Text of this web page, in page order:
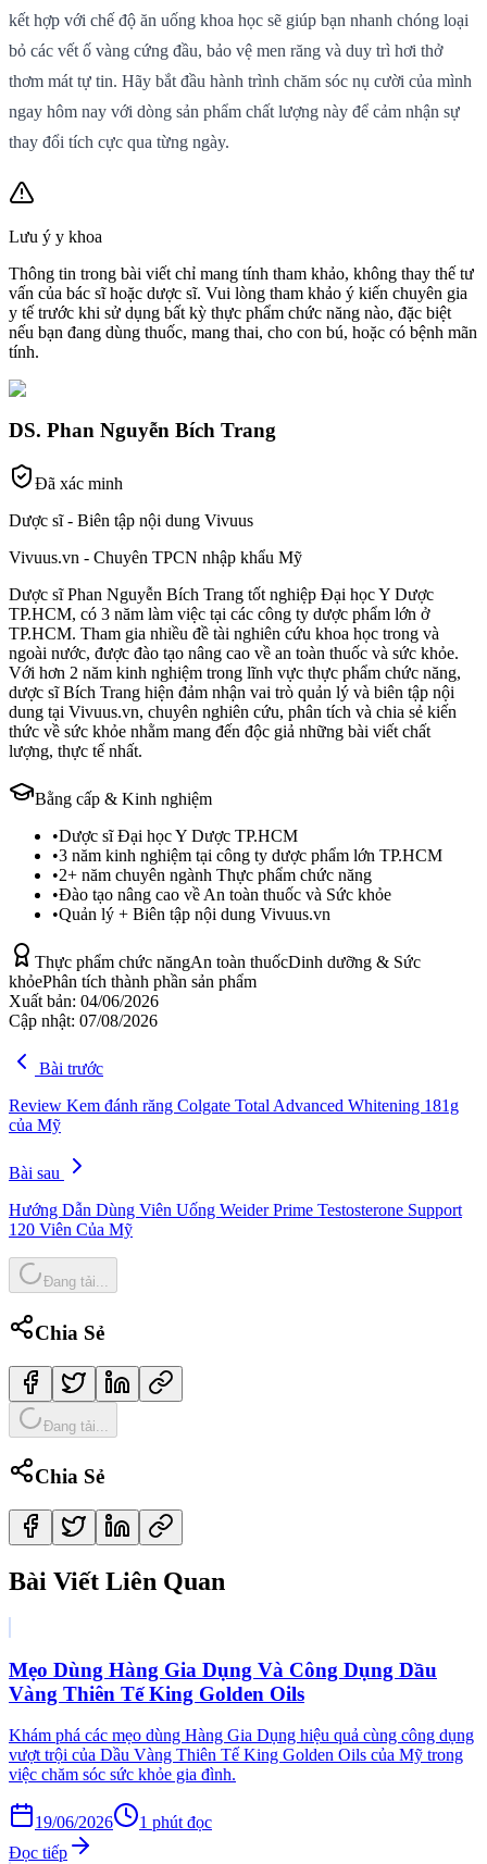
kết hợp với chế độ ăn uống khoa học sẽ giúp bạn nhanh chóng loại
bỏ các vết ố vàng cứng đầu, bảo vệ men răng và duy trì hơi thở
thơm mát tự tin. Hãy bắt đầu hành trình chăm sóc nụ cười của mình
ngay hôm nay với dòng sản phẩm chất lượng này để cảm nhận sự
thay đổi tích cực qua từng ngày.
Lưu ý y khoa
Thông tin trong bài viết chỉ mang tính tham khảo, không thay thế tư
vấn của bác sĩ hoặc dược sĩ. Vui lòng tham khảo ý kiến chuyên gia
y tế trước khi sử dụng bất kỳ thực phẩm chức năng nào, đặc biệt
nếu bạn đang dùng thuốc, mang thai, cho con bú, hoặc có bệnh mãn
tính.
DS. Phan Nguyễn Bích Trang
Đã xác minh
Dược sĩ - Biên tập nội dung Vivuus
Vivuus.vn - Chuyên TPCN nhập khẩu Mỹ
Dược sĩ Phan Nguyễn Bích Trang tốt nghiệp Đại học Y Dược
TP.HCM, có 3 năm làm việc tại các công ty dược phẩm lớn ở
TP.HCM. Tham gia nhiều đề tài nghiên cứu khoa học trong và
ngoài nước, được đào tạo nâng cao về an toàn thuốc và sức khỏe.
Với hơn 2 năm kinh nghiệm trong lĩnh vực thực phẩm chức năng,
dược sĩ Bích Trang hiện đảm nhận vai trò quản lý và biên tập nội
dung tại Vivuus.vn, chuyên nghiên cứu, phân tích và chia sẻ kiến
thức về sức khỏe nhằm mang đến độc giả những bài viết chất
lượng, thực tế nhất.
Bằng cấp & Kinh nghiệm
•Dược sĩ Đại học Y Dược TP.HCM
•3 năm kinh nghiệm tại công ty dược phẩm lớn TP.HCM
•2+ năm chuyên ngành Thực phẩm chức năng
•Đào tạo nâng cao về An toàn thuốc và Sức khỏe
•Quản lý + Biên tập nội dung Vivuus.vn
Thực phẩm chức năngAn toàn thuốcDinh dưỡng & Sức
khỏePhân tích thành phần sản phẩm
Xuất bản: 04/06/2026
Cập nhật: 07/08/2026
Bài trước
Review Kem đánh răng Colgate Total Advanced Whitening 181g
của Mỹ
Bài sau
Hướng Dẫn Dùng Viên Uống Weider Prime Testosterone Support
120 Viên Của Mỹ
Đang tải...
Chia Sẻ
Đang tải...
Chia Sẻ
Bài Viết Liên Quan
Mẹo Dùng Hàng Gia Dụng Và Công Dụng Dầu
Vàng Thiên Tế King Golden Oils
Khám phá các mẹo dùng Hàng Gia Dụng hiệu quả cùng công dụng
vượt trội của Dầu Vàng Thiên Tế King Golden Oils của Mỹ trong
việc chăm sóc sức khỏe gia đình.
19/06/2026 1 phút đọc
Đọc tiếp